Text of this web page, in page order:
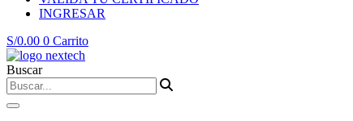
INGRESAR
S/0.00 0 Carrito
Buscar